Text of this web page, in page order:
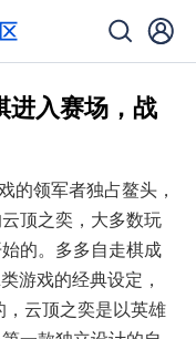
进入赛场，战
的领军者独占鳌头，
顶之奕，大多数玩
的。多多自走棋成
游戏的经典设定，
，云顶之奕是以英雄